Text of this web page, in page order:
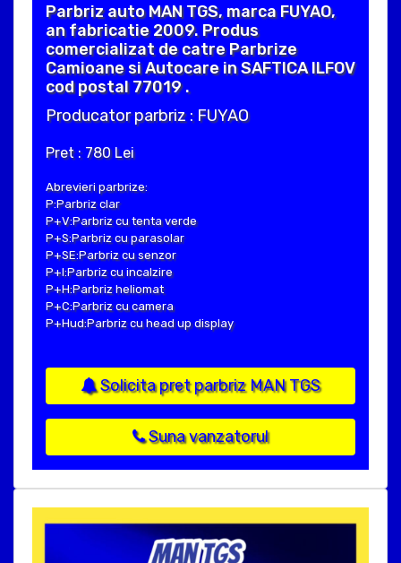
Parbriz auto MAN TGS, marca FUYAO,
an fabricatie 2009. Produs
comercializat de catre Parbrize
Camioane si Autocare in SAFTICA ILFOV
cod postal 77019 .
Producator parbriz : FUYAO
Pret : 780 Lei
Abrevieri parbrize:
P:Parbriz clar
P+V:Parbriz cu tenta verde
P+S:Parbriz cu parasolar
P+SE:Parbriz cu senzor
P+I:Parbriz cu incalzire
P+H:Parbriz heliomat
P+C:Parbriz cu camera
P+Hud:Parbriz cu head up display
Solicita pret parbriz MAN TGS
Suna vanzatorul